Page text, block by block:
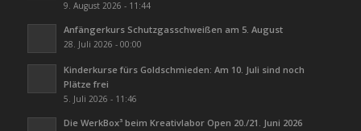
9. August 2026 - 11:44
Anfängerkurs Schutzgasschweißen am 5. August
28. Juli 2026 - 00:00
Kinderkurse fürs Goldschmieden: Am 10. Juli sind noch
Plätze frei
5. Juli 2026 - 11:46
Die WerkBox³ beim Kreativlabor Open 20./21. Juni 2026